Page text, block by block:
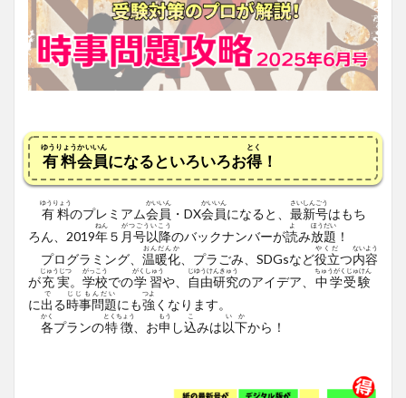
有料
ゆうりょう
会員
かいいん
になるといろいろお得
とく
！
有料
ゆうりょう
のプレミアム会員
かいいん
・DX会員
かいいん
になると、 最新号
さいしんごう
はもち
ろん、2019年
ねん
５ 月号以降
がつごういこう
のバックナンバーが読
よ
み放題
ほうだい
！
プログラミング、 温暖化
おんだんか
、プラごみ、SDGsなど役立
やくだ
つ内容
ないよう
が充実
じゅうじつ
。 学校
がっこう
での学習
がくしゅう
や、 自由研究
じゆうけんきゅう
のアイデア、 中学受験
ちゅうがくじゅけん
に出
で
る時事問題
じじもんだい
にも強
つよ
くなります。
各
かく
プランの特徴
とくちょう
、お申
もう
し込
こ
みは以下
いか
から！